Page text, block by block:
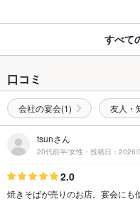
すべて
口コミ
会社の宴会(1) 友人・
tsunさん
20代前半/女性・投稿日：2026/
2.0
焼きそばが売りのお店。宴会にも